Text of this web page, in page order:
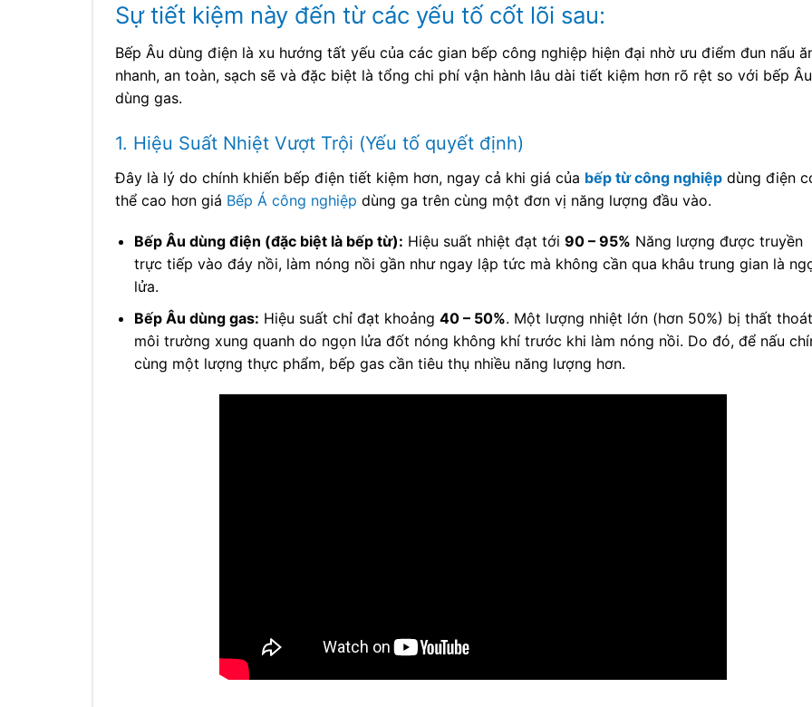
Sự tiết kiệm này đến từ các yếu tố cốt lõi sau:
Bếp Âu dùng điện là xu hướng tất yếu của các gian bếp công nghiệp hiện đại nhờ ưu điểm đun nấu
nhanh, an toàn, sạch sẽ và đặc biệt là tổng chi phí vận hành lâu dài tiết kiệm hơn rõ rệt so với bếp Âu
dùng gas.
1. Hiệu Suất Nhiệt Vượt Trội (Yếu tố quyết định)
Đây là lý do chính khiến bếp điện tiết kiệm hơn, ngay cả khi giá của bếp từ công nghiệp dùng điện
thể cao hơn giá Bếp Á công nghiệp dùng ga trên cùng một đơn vị năng lượng đầu vào.
Bếp Âu dùng điện (đặc biệt là bếp từ): Hiệu suất nhiệt đạt tới 90 – 95% Năng lượng được truyền
trực tiếp vào đáy nồi, làm nóng nồi gần như ngay lập tức mà không cần qua khâu trung gian là
lửa.
Bếp Âu dùng gas: Hiệu suất chỉ đạt khoảng 40 – 50%. Một lượng nhiệt lớn (hơn 50%) bị thất
môi trường xung quanh do ngọn lửa đốt nóng không khí trước khi làm nóng nồi. Do đó, để nấu
cùng một lượng thực phẩm, bếp gas cần tiêu thụ nhiều năng lượng hơn.